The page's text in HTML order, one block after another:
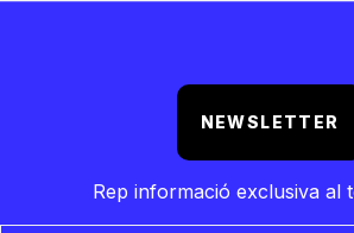
NEWSLETTER
Rep informació exclusiva al